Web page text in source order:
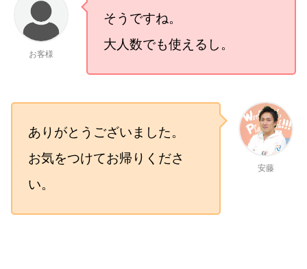
お客様
そうですね。
大人数でも使えるし。
安藤
ありがとうございました。
お気をつけてお帰りくださ
い。